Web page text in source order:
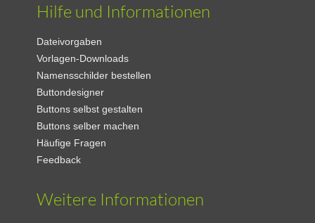
Hilfe und Informationen
Dateivorgaben
Vorlagen-Downloads
Namensschilder bestellen
Buttondesigner
Buttons selbst gestalten
Buttons selber machen
Häufige Fragen
Feedback
Weitere Informationen